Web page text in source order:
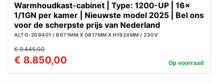
Warmhoudkast-cabinet | Type: 1200-UP | 16x
1/1GN per kamer | Nieuwste model 2025 | Bel ons
voor de scherpste prijs van Nederland
ALTO-209401 / B671MM X D817MM X H1924MM / 230V
€ 9.445,00
€ 8.850,00 Op voorraad